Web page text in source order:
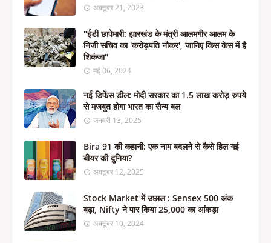
अक्टूबर 21, 2023
"ईडी छापेमारी: झारखंड के मंत्री आलमगीर आलम के
निजी सचिव का 'करोड़पति नौकर', जानिए किस केस में है
शिकंजा"
मई 06, 2024
नई डिफेंस डील: मोदी सरकार का 1.5 लाख करोड़ रुपये
से मजबूत होगा भारत का सैन्य बल
जनवरी 13, 2025
Bira 91 की कहानी: एक नाम बदलने से कैसे हिल गई
बीयर की दुनिया?
अक्टूबर 12, 2025
Stock Market में उछाल : Sensex 500 अंक
बढ़ा, Nifty ने पार किया 25,000 का आंकड़ा
अक्टूबर 10, 2024